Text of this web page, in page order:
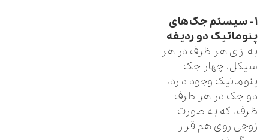
۱- سیستم جک‌های
پنوماتیک دو ردیفه
به ازای هر ظرف در هر
سیکل، چهار جک
پنوماتیک وجود دارد،
دو جک در هر طرف
ظرف، که به صورت
زوجی روی هم قرار